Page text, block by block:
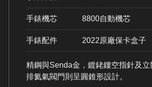
手錶機芯 ​8800自動機芯
手錶配件 2022原廠保卡盒子
精鋼與Senda金，鍍銠鏤空指針及
排氦氣閥門則呈圓錐形設計⁠。